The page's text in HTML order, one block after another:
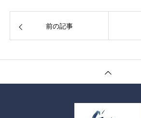
前の記事